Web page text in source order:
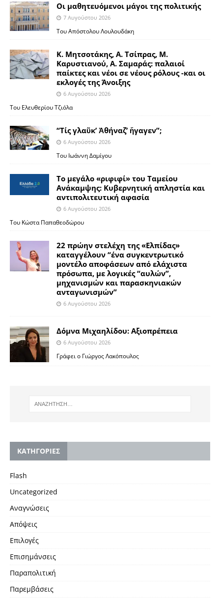
Οι μαθητευόμενοι μάγοι της πολιτικής
7 Αυγούστου 2026
Του Απόστολου Λουλουδάκη
Κ. Μητσοτάκης, Α. Τσίπρας, Μ.
Καρυστιανού, Α. Σαμαράς: παλαιοί
παίκτες και νέοι σε νέους ρόλους -και οι
εκλογές της Άνοιξης
6 Αυγούστου 2026
Του Ελευθερίου Τζιόλα
“Τίς γλαῦκ’ Ἀθήναζ’ ἤγαγεν”;
6 Αυγούστου 2026
Του Ιωάννη Δαμίγου
Το μεγάλο «ριφιφί» του Ταμείου
Ανάκαμψης: Κυβερνητική απληστία και
αντιπολιτευτική αφασία
6 Αυγούστου 2026
Του Κώστα Παπαθεοδώρου
22 πρώην στελέχη της «Ελπίδας»
καταγγέλουν “ένα συγκεντρωτικό
μοντέλο αποφάσεων από ελάχιστα
πρόσωπα, με λογικές “αυλών”,
μηχανισμών και παρασκηνιακών
ανταγωνισμών”
6 Αυγούστου 2026
Δόμνα Μιχαηλίδου: Αξιοπρέπεια
6 Αυγούστου 2026
Γράφει ο Γιώργος Λακόπουλος
KΑΤΗΓΟΡΙΕΣ
Flash
Uncategorized
Αναγνώσεις
Απόψεις
Επιλογές
Επισημάνσεις
Παραπολιτική
Παρεμβάσεις